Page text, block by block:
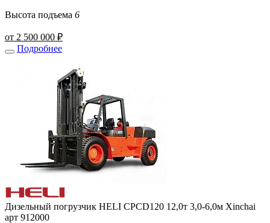
Высота подъема 6
от 2 500 000 ₽
Подробнее
Дизельный погрузчик HELI CPCD120 12,0т 3,0-6,0м Xinchai
арт 912000